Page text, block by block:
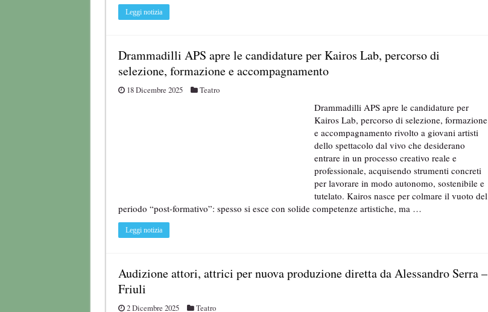
Leggi notizia
Drammadilli APS apre le candidature per Kairos Lab, percorso di
selezione, formazione e accompagnamento
18 Dicembre 2025 Teatro
Drammadilli APS apre le candidature per
Kairos Lab, percorso di selezione, formazione
e accompagnamento rivolto a giovani artisti
dello spettacolo dal vivo che desiderano
entrare in un processo creativo reale e
professionale, acquisendo strumenti concreti
per lavorare in modo autonomo, sostenibile e
tutelato. Kairos nasce per colmare il vuoto del
periodo “post-formativo”: spesso si esce con solide competenze artistiche, ma …
Leggi notizia
Audizione attori, attrici per nuova produzione diretta da Alessandro Serra –
Friuli
2 Dicembre 2025 Teatro